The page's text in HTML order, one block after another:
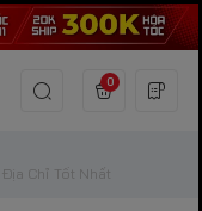
0
Chỉ Tốt Nhất